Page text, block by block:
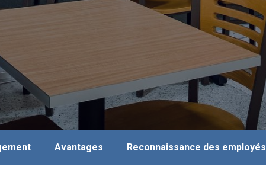
Avantages Reconnaissance des employés